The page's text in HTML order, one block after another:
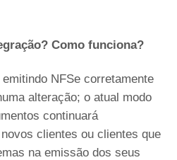
Como funciona?
NFSe corretamente
alteração; o atual modo
continuará
clientes ou clientes que
na emissão dos seus